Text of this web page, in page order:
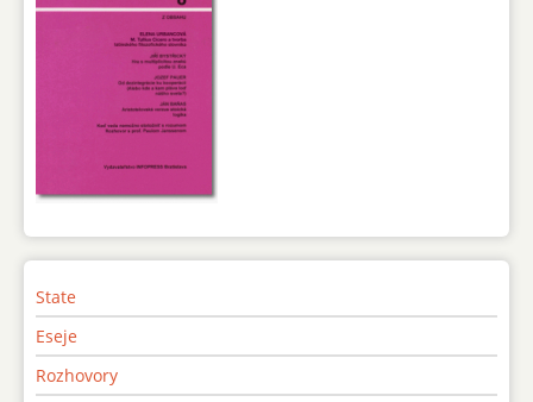
State
Eseje
Rozhovory